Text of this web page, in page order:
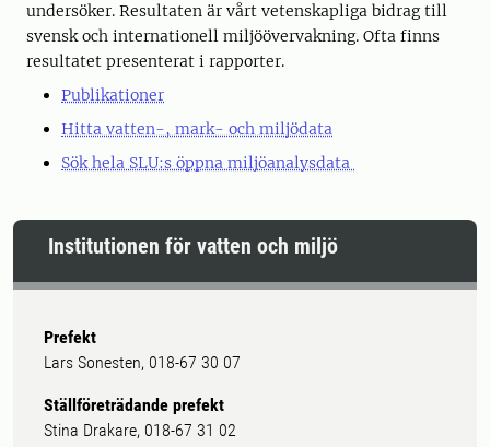
undersöker. Resultaten är vårt vetenskapliga bidrag till
svensk och internationell miljöövervakning. Ofta finns
resultatet presenterat i rapporter.
Publikationer
Hitta vatten-, mark- och miljödata
Sök hela SLU:s öppna miljöanalysdata
Institutionen för vatten och miljö
Prefekt
Lars Sonesten, 018-67 30 07
Ställföreträdande prefekt
Stina Drakare, 018-67 31 02